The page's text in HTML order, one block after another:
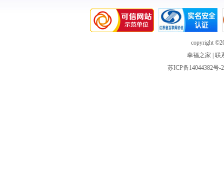
copyright
幸福之家
联
苏ICP备14044382号-2